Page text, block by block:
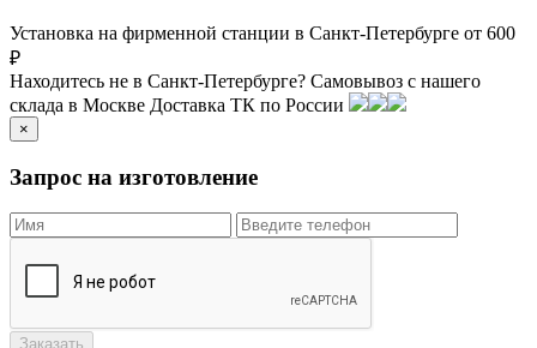
Установка на фирменной станции в Санкт-Петербурге от 600
₽
Находитесь не в Санкт-Петербурге? Самовывоз с нашего
склада в Москве Доставка ТК по России
×
Запрос на изготовление
Заказать